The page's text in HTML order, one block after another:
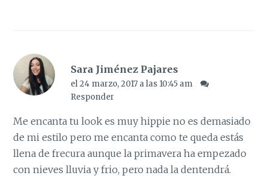
Sara Jiménez Pajares
el 24 marzo, 2017 a las 10:45 am
Responder
Me encanta tu look es muy hippie no es demasiado
de mi estilo pero me encanta como te queda estás
llena de frecura aunque la primavera ha empezado
con nieves lluvia y frio, pero nada la dentendrá.